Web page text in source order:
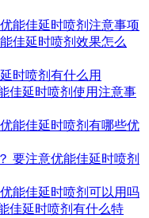
能佳延时喷剂注意事项
佳延时喷剂效果怎么
时喷剂有什么用
佳延时喷剂使用注意事
能佳延时喷剂有哪些优
要注意优能佳延时喷剂
能佳延时喷剂可以用吗
佳延时喷剂有什么特